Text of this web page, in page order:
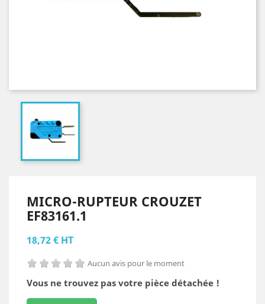
MICRO-RUPTEUR CROUZET
EF83161.1
18,72 € HT
Aucun avis pour le moment
Vous ne trouvez pas votre pièce détachée !